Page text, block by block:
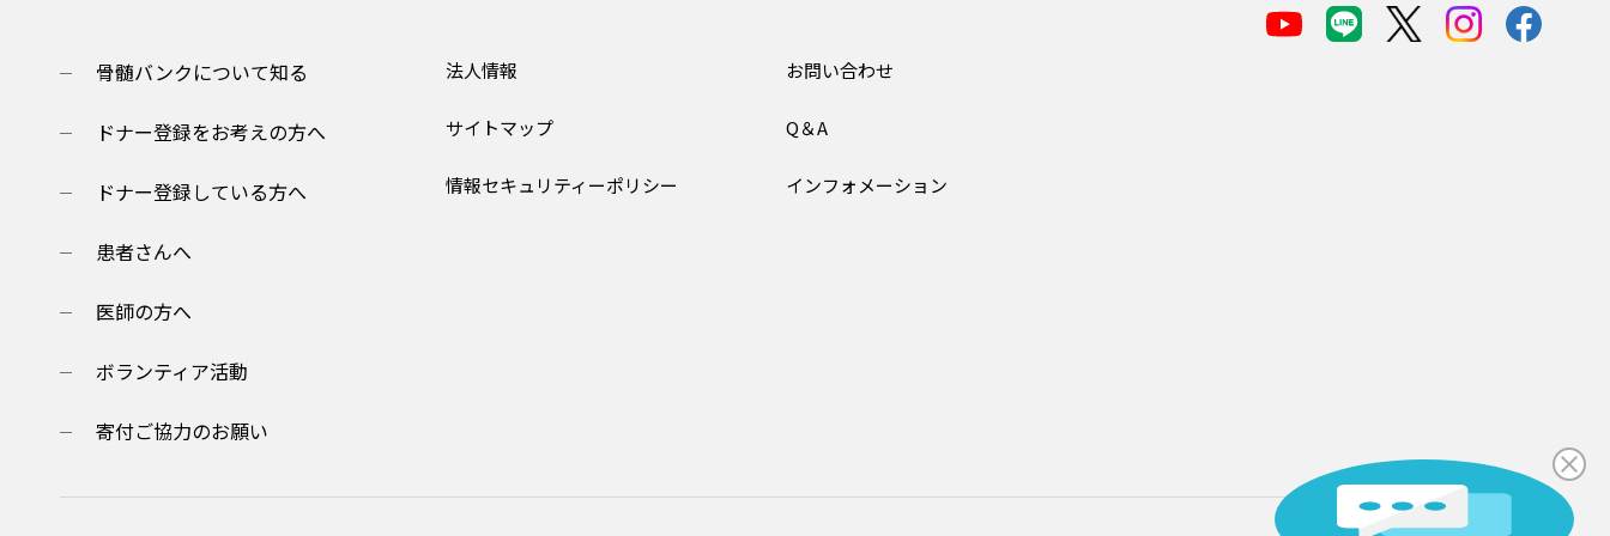
骨髄バンクについて知る
ドナー登録をお考えの方へ
ドナー登録している方へ
患者さんへ
医師の方へ
ボランティア活動
寄付ご協力のお願い
法人情報
サイトマップ
情報セキュリティーポリシー
お問い合わせ
Q＆A
インフォメーション
PAGE TOP